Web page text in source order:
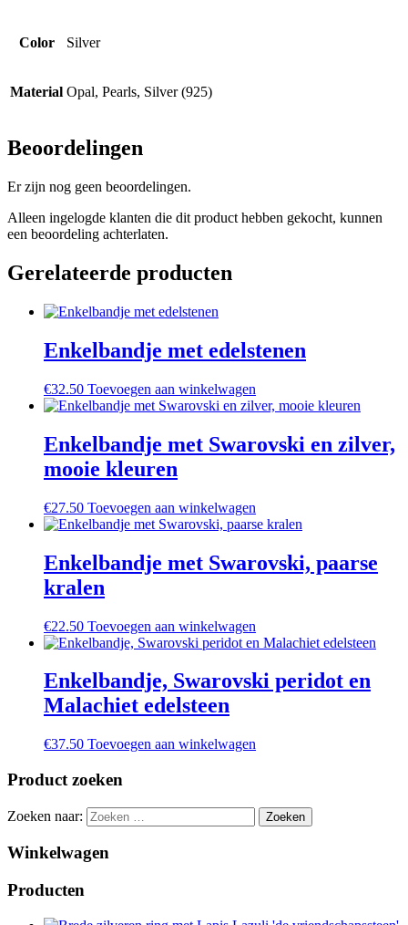
Color Silver
Material Opal, Pearls, Silver (925)
Beoordelingen
Er zijn nog geen beoordelingen.
Alleen ingelogde klanten die dit product hebben gekocht, kunnen
een beoordeling achterlaten.
Gerelateerde producten
Enkelbandje met edelstenen
€32.50 Toevoegen aan winkelwagen
Enkelbandje met Swarovski en zilver,
mooie kleuren
€27.50 Toevoegen aan winkelwagen
Enkelbandje met Swarovski, paarse
kralen
€22.50 Toevoegen aan winkelwagen
Enkelbandje, Swarovski peridot en
Malachiet edelsteen
€37.50 Toevoegen aan winkelwagen
Product zoeken
Zoeken naar:
Winkelwagen
Producten